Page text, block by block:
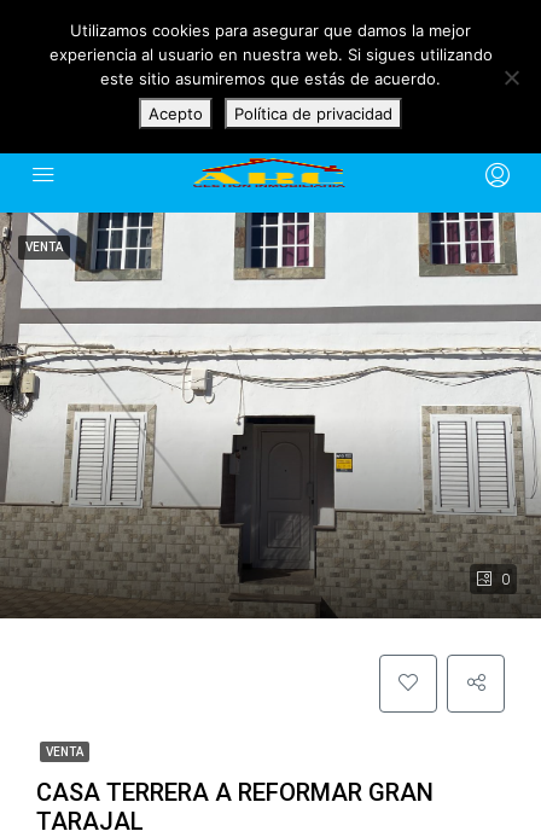
(+34) 928 16 20 98 / 626 34
41 17
antonio@inmoarc.com
C/ Manuel Velazquez
Cabrera, 23
Gran Tarajal, 35620
10:00 a
14:00
Lunes a
0
VENTA
VENTA
CASA TERRERA A REFORMAR GRAN
TARAJAL
Utilizamos cookies para asegurar que damos la mejor
experiencia al usuario en nuestra web. Si sigues utilizando
este sitio asumiremos que estás de acuerdo.
Acepto
Política de privacidad